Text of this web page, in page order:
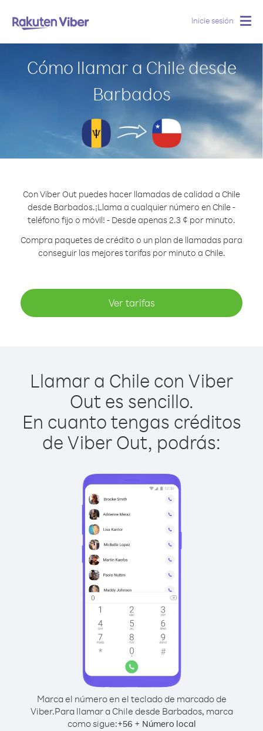
Inicie sesión
Cómo llamar a Chile desde
Barbados
Con Viber Out puedes hacer llamadas de calidad a Chile
desde Barbados.¡Llama a cualquier número en Chile -
teléfono fijo o móvil! - Desde apenas 2.3 ¢ por minuto.
Compra paquetes de crédito o un plan de llamadas para
conseguir las mejores tarifas por minuto a Chile.
Ver tarifas
Llamar a Chile con Viber
Out es sencillo.
En cuanto tengas créditos
de Viber Out, podrás:
Marca el número en el teclado de marcado de
Viber.Para llamar a Chile desde Barbados, marca
como sigue:+56 + Número local